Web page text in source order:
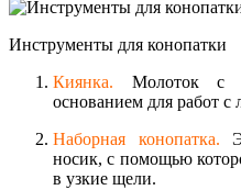
Инструменты для конопатки
Киянка. Молоток с
основанием для работ с
Наборная конопатка.
носик, с помощью
в узкие щели.